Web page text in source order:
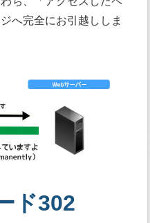
へ完全にお引越ししま
ド302